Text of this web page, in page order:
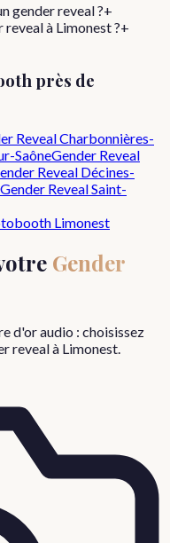
gender reveal ?+
à Limonest ?+
près de
RevealCharbonnières-
SaôneGender Reveal
Reveal Décines-
Gender RevealSaint-
Limonest
Gender
d'or audio : choisissez
revealà Limonest.